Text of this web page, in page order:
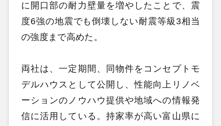
に開口部の耐力壁量を増やしたことで、震
度6強の地震でも倒壊しない耐震等級3相当
の強度まで高めた。
両社は、一定期間、同物件をコンセプトモ
デルハウスとして公開し、性能向上リノベ
ーションのノウハウ提供や地域への情報発
信に活用している。持家率が高い富山県に